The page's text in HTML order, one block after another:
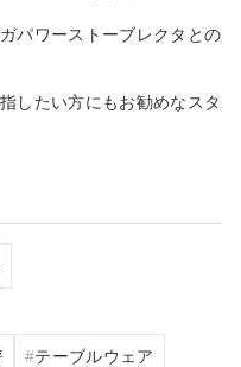
パワーストーブレクタとの
したい方にもお勧めなスタ
テーブルウェア